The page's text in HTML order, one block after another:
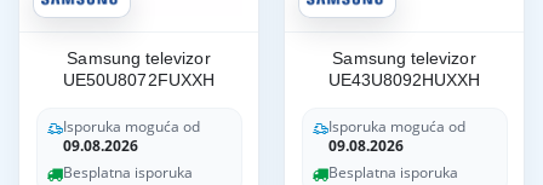
Samsung televizor
UE50U8072FUXXH
Isporuka moguća od
09.08.2026
Besplatna isporuka
Samsung televizor
UE43U8092HUXXH
Isporuka moguća od
09.08.2026
Besplatna isporuka